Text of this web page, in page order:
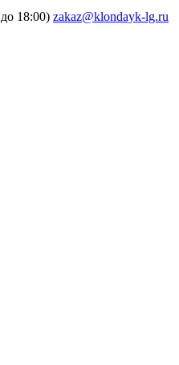
18:00) zakaz@klondayk-lg.ru